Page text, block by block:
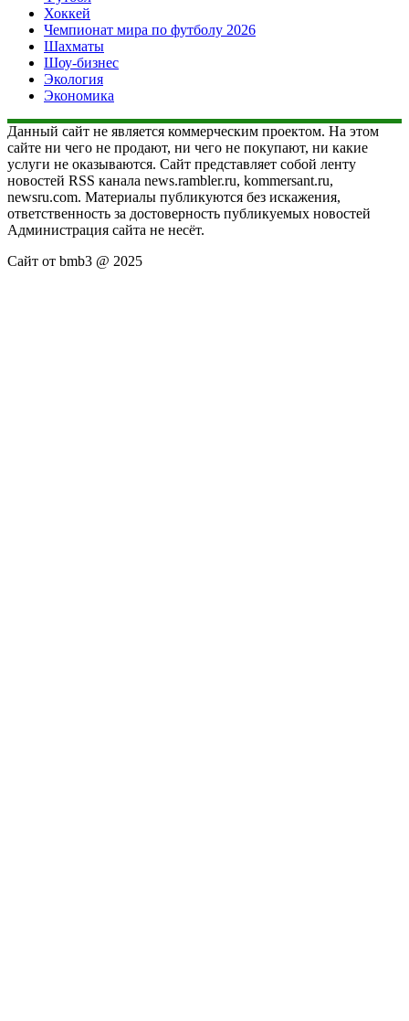
Хоккей
Чемпионат мира по футболу 2026
Шахматы
Шоу-бизнес
Экология
Экономика
Данный сайт не является коммерческим проектом. На этом
сайте ни чего не продают, ни чего не покупают, ни какие
услуги не оказываются. Сайт представляет собой ленту
новостей RSS канала news.rambler.ru, kommersant.ru,
newsru.com. Материалы публикуются без искажения,
ответственность за достоверность публикуемых новостей
Администрация сайта не несёт.
Сайт от bmb3 @ 2025